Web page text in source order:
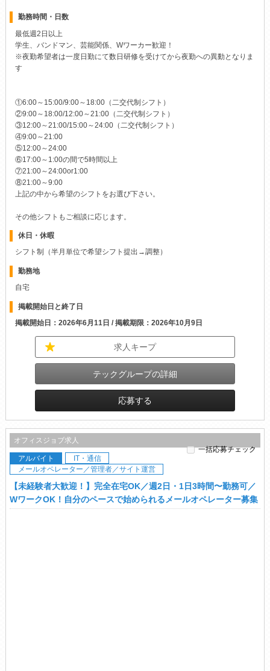
勤務時間・日数
最低週2日以上
学生、バンドマン、芸能関係、Wワーカー歓迎！
※夜勤希望者は一度日勤にて数日研修を受けてから夜勤への異動となりま
す
①6:00～15:00/9:00～18:00（二交代制シフト）
②9:00～18:00/12:00～21:00（二交代制シフト）
③12:00～21:00/15:00～24:00（二交代制シフト）
④9:00～21:00
⑤12:00～24:00
⑥17:00～1:00の間で5時間以上
⑦21:00～24:00or1:00
⑧21:00～9:00
上記の中から希望のシフトをお選び下さい。
その他シフトもご相談に応じます。
休日・休暇
シフト制（半月単位で希望シフト提出→調整）
勤務地
自宅
掲載開始日と終了日
掲載開始日：2026年6月11日 / 掲載期限：2026年10月9日
求人キープ
テックグループの詳細
応募する
オフィスジョブ求人
一括応募チェック
アルバイト
IT・通信
メールオペレーター／管理者／サイト運営
【未経験者大歓迎！】完全在宅OK／週2日・1日3時間〜勤務可／
WワークOK！自分のペースで始められるメールオペレーター募集